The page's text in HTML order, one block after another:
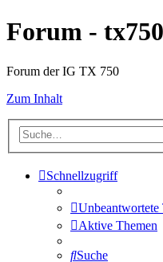
Forum -
Forum der IG TX 750
Zum Inhalt
Schnellzugriff
Unbeantwortete
Aktive Themen
Suche